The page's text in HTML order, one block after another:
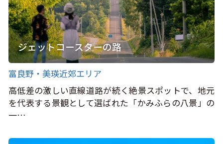
ジェットコースターの路
富良野・美瑛近郊エリア
高低差の激しい直線道路が続く絶景スポットで、地元
を代表する景観として選ばれた「かみふらの八景」の
一…